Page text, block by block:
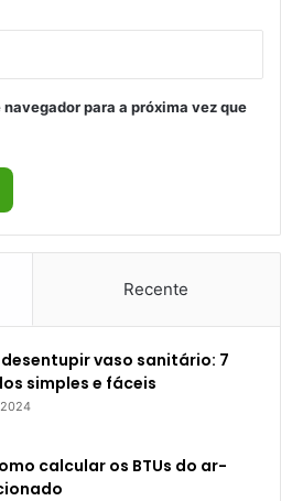
para a próxima vez que
Recente
vaso sanitário: 7
simples e fáceis
calcular os BTUs do ar-